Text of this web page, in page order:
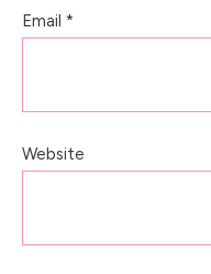
Email *
Website